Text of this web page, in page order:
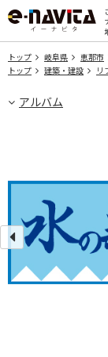
トップ 岐阜県 恵那市
トップ
建築・建設 リ
アルバム